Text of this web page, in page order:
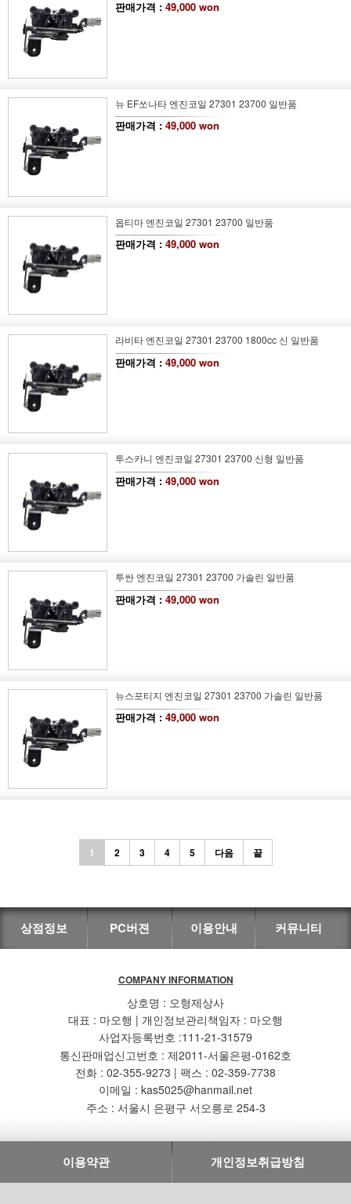
판매가격 : 49,000 won
뉴 EF쏘나타 엔진코일 27301 23700 일반품
판매가격 : 49,000 won
옵티마 엔진코일 27301 23700 일반품
판매가격 : 49,000 won
라비타 엔진코일 27301 23700 1800cc 신 일반품
판매가격 : 49,000 won
투스카니 엔진코일 27301 23700 신형 일반품
판매가격 : 49,000 won
투싼 엔진코일 27301 23700 가솔린 일반품
판매가격 : 49,000 won
뉴스포티지 엔진코일 27301 23700 가솔린 일반품
판매가격 : 49,000 won
1 2 3 4 5 다음 끝
상점정보 PC버젼 이용안내 커뮤니티
COMPANY INFORMATION
상호명 : 오형제상사
대표 : 마오행 | 개인정보관리책임자 : 마오행
사업자등록번호 :111-21-31579
통신판매업신고번호 : 제2011-서울은평-0162호
전화 : 02-355-9273 | 팩스 : 02-359-7738
이메일 : kas5025@hanmail.net
주소 : 서울시 은평구 서오릉로 254-3
이용약관 개인정보취급방침